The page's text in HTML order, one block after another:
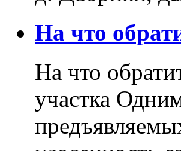
На что
На что
участка